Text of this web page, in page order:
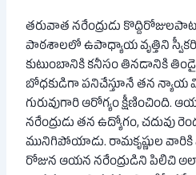
తరువాత నరేంద్రుడు
పాఠశాలలో ఉపాధ్యాయ వృత్తిని
కుటుంబానికి కనీసం తినడానికి
బోధకుడిగా పనిచేస్తూనే తన న్యాయ
గురువుగారి ఆరోగ్యం క్షీణించింది.
నరేంద్రుడు తన ఉద్యోగం, చదువు
మునిగిపోయాడు. రామకృష్ణుల
రోజున ఆయన నరేంద్రుడిని పిలిచి